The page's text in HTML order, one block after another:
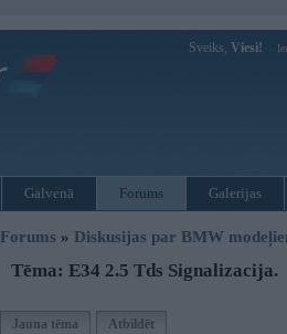
Sveiks, Viesi!
Galvenā Forums Galerijas
Forums » Diskusijas par BMW
Tēma: E34 2.5 Tds Signalizacija.
Jauna tēma Atbildēt